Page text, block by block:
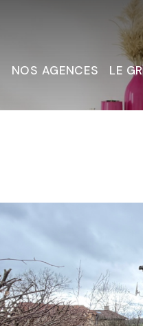
NOS AGENCES LE
Nous